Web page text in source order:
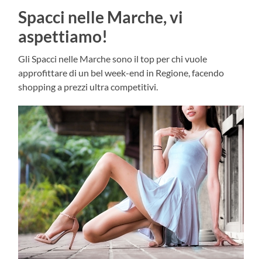
Spacci nelle Marche, vi
aspettiamo!
Gli Spacci nelle Marche sono il top per chi vuole
approfittare di un bel week-end in Regione, facendo
shopping a prezzi ultra competitivi.